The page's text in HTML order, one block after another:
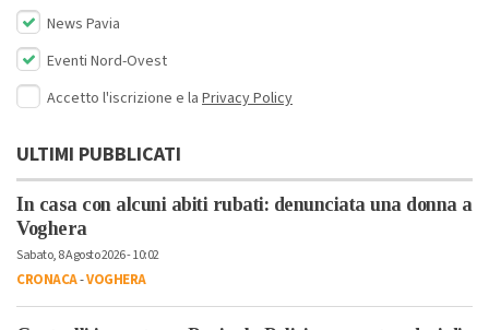
News Pavia
Eventi Nord-Ovest
Accetto l'iscrizione e la Privacy Policy
ULTIMI PUBBLICATI
In casa con alcuni abiti rubati: denunciata una donna a
Voghera
Sabato, 8 Agosto 2026 - 10:02
CRONACA-VOGHERA